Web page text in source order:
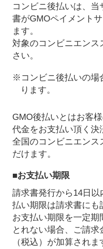
コンビニ後払いは、
書がGMOペイメント
ます。
対象のコンビニエンス
さい。
※コンビニ後払いの場
ります。
GMO後払いとはお客
代金をお支払い頂く決
全国のコンビニエンス
だけます。
■お支払い期限
請求書発行から14日
払い期限は請求書にも
お支払い期限を一定
とれない場合、ご請求
（税込）が加算されま